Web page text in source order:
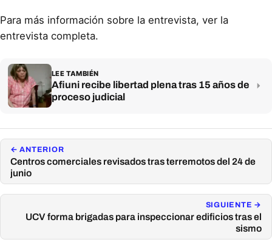
Para más información sobre la entrevista, ver la
entrevista completa.
LEE TAMBIÉN
Afiuni recibe libertad plena tras 15 años de
proceso judicial
← ANTERIOR
Centros comerciales revisados tras terremotos del 24 de
junio
SIGUIENTE →
UCV forma brigadas para inspeccionar edificios tras el
sismo